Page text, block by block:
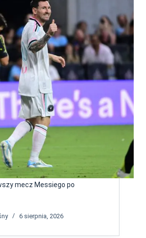
mecz Messiego po
6 sierpnia, 2026